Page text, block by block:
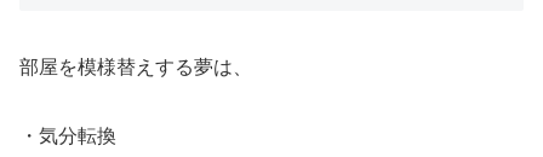
部屋を模様替えする夢は、
・気分転換